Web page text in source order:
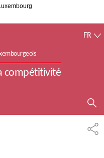
compétitivité
FR
AFFICHER